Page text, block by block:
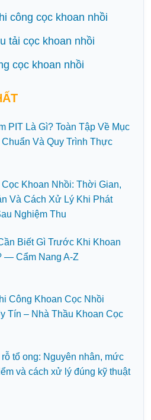
công cọc khoan nhồi
tải cọc khoan nhồi
cọc khoan nhồi
PIT Là Gì? Toàn Tập Về Mục
Và Quy Trình Thực
Cọc Khoan Nhồi: Thời Gian,
Và Cách Xử Lý Khi Phát
Nghiệm Thu
Biết Gì Trước Khi Khoan
— Cẩm Nang A-Z
Công Khoan Cọc Nhồi
Tín – Nhà Thầu Khoan Cọc
rỗ tổ ong: Nguyên nhân, mức
và cách xử lý đúng kỹ thuật